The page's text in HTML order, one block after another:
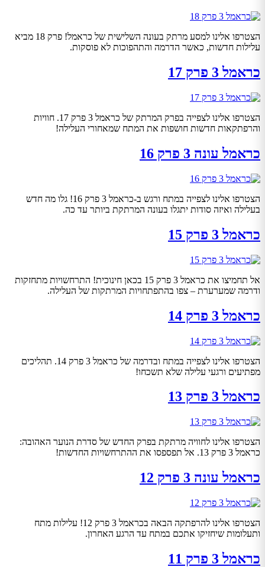
הצטרפו אלינו למסע מרתק בעונה השלישית של כראמל! פרק 18 מביא
עלילות חדשות, כאשר הדרמה והתהפוכות לא פוסקות.
כראמל 3 פרק 17
הצטרפו אלינו לצפייה בפרק המרתק של כראמל 3 פרק 17. חוויות
והרפתקאות חדשות חושפות את המתח שמאחורי העלילה!
כראמל עונה 3 פרק 16
הצטרפו אלינו לצפייה במתח ורגש ב-כראמל 3 פרק 16! גלו מה חדש
בעלילה ואיזה סודות יתגלו בעונה המרתקת ביותר עד כה.
כראמל 3 פרק 15
אל תחמיצו את כראמל 3 פרק 15 בכאן חינוכית! התרחשויות מתחזקות
ודרמה שמערערת – צפו בהתפתחויות המרתקות של העלילה.
כראמל 3 פרק 14
הצטרפו אלינו לצפייה במתח ובדרמה של כראמל 3 פרק 14. תהליכים
מפתיעים ורגעי עלילה שלא תשכחו!
כראמל 3 פרק 13
הצטרפו אלינו לחוויה מרתקת בפרק החדש של סדרת הנוער האהובה:
כראמל 3 פרק 13. אל תפספסו את ההתרחשויות החדשות!
כראמל עונה 3 פרק 12
הצטרפו אלינו להרפתקה הבאה בכראמל 3 פרק 12! עלילות מתח
ותעלומות שיחזיקו אתכם במתח עד הרגע האחרון.
כראמל 3 פרק 11